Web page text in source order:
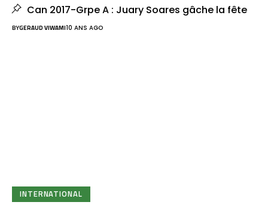
Can 2017-Grpe A : Juary Soares gâche la fête
BYGERAUD VIWAMI10 ANS AGO
INTERNATIONAL